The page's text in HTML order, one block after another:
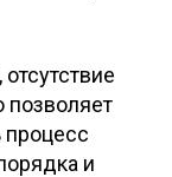
позволяет
процесс
и